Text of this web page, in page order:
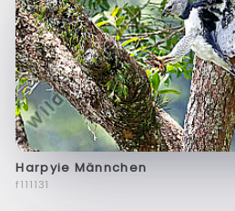
Harpyie Männchen
f111131